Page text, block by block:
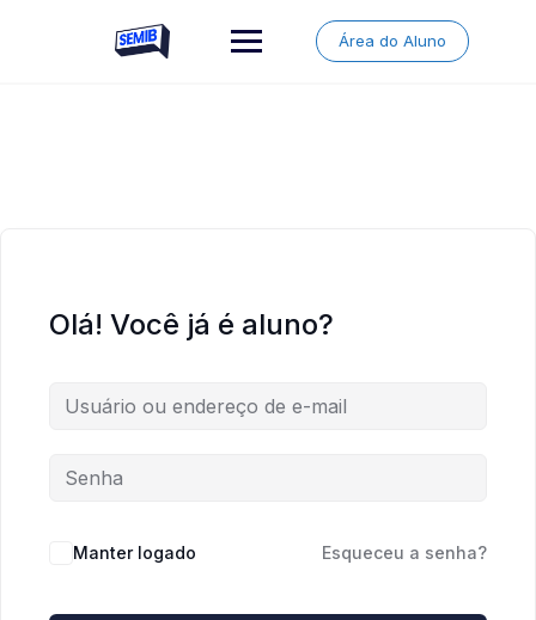
Área do Aluno
Olá! Você já é aluno?
Manter logado Esqueceu a senha?